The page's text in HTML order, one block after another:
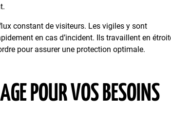
constant de visiteurs. Les vigiles y sont
en cas d’incident. Ils travaillent en
pour assurer une protection optimale.
POUR VOS BESOINS